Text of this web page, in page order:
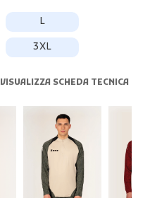
L
3XL
VISUALIZZA SCHEDA TECNICA